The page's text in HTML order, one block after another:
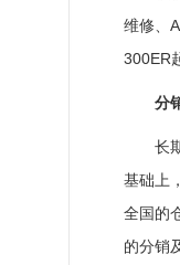
维修、
300ER
分
长
基础上
全国的
的分销